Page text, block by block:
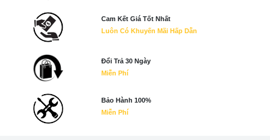
Cam Kết Giá Tốt Nhất
Luôn Có Khuyến Mãi Hấp Dẫn
Đổi Trả 30 Ngày
Miễn Phí
Bảo Hành 100%
Miễn Phí